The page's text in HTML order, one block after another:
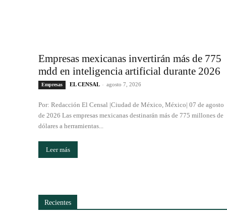
Empresas mexicanas invertirán más de 775
mdd en inteligencia artificial durante 2026
Empresas EL CENSAL - agosto 7, 2026
Por: Redacción El Censal |Ciudad de México, México| 07 de agosto
de 2026 Las empresas mexicanas destinarán más de 775 millones de
dólares a herramientas...
Leer más
Recientes